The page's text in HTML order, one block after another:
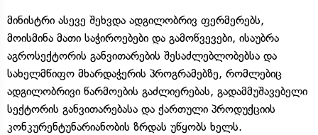
მინისტრი ასევე შეხვდა ადგილობრივ ფერმერებს,
მოისმინა მათი საჭიროებები და გამოწვევები, ისაუბრა
აგროსექტორის განვითარების შესაძლებლობებსა და
სახელმწიფო მხარდაჭერის პროგრამებზე, რომლებიც
ადგილობრივი წარმოების გაძლიერებას, გადამმუშავებელი
სექტორის განვითარებასა და ქართული პროდუქციის
კონკურენტუნარიანობის ზრდას უწყობს ხელს.